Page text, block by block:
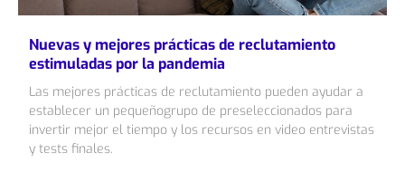
Nuevas y mejores prácticas de reclutamiento
estimuladas por la pandemia
Las mejores prácticas de reclutamiento pueden ayudar a
establecer un pequeñogrupo de preseleccionados para
invertir mejor el tiempo y los recursos en video entrevistas
y tests finales.